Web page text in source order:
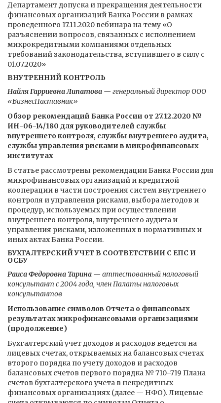
Департамент допуска и прекращения деятельности
финансовых организаций Банка России в рамках
проведенного 17.11.2020 вебинара на тему «О
разъяснении вопросов, связанных с исполнением
микрокредитными компаниями отдельных
требований законодательства, вступившего в силу с
01.07.2020»
ВНУТРЕННИЙ КОНТРОЛЬ
Найля Гарриевна Липатова — генеральный директор ООО
«БизнесНаставник»
Обзор рекомендаций Банка России от 27.12.2020 №
ИН-06-14/180 для руководителей службы
внутреннего контроля, службы внутреннего аудита,
службы управления рисками в микрофинансовых
институтах
В статье рассмотрены рекомендации Банка России для
микрофинансовых организаций и кредитной
кооперации в части построения систем внутреннего
контроля и управления рисками, выбора методов и
процедур, используемых при осуществлении
внутреннего контроля, внутреннего аудита и
управления рисками, изложенных в нормативных и
иных актах Банка России.
БУХГАЛТЕРСКИЙ УЧЕТ В СООТВЕТСТВИИ С ЕПС И
ОСБУ
Раиса Федоровна Тарина — аттестованный налоговый
консультант с 2004 года, член Палаты налоговых
консультантов
Использование символов Отчета о финансовых
результатах микрофинансовыми организациями
(продолжение)
Бухгалтерский учет доходов и расходов ведется на
лицевых счетах, открываемых на балансовых счетах
второго порядка по учету доходов и расходов
балансовых счетов первого порядка № 710–719 Плана
счетов бухгалтерского учета в некредитных
финансовых организациях (далее — НФО). Лицевые